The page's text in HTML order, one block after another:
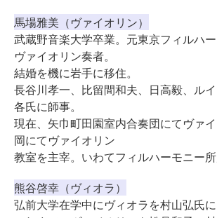
馬場雅美（ヴァイオリン）
武蔵野音楽大学卒業。元東京フィルハ
ヴァイオリン奏者。
結婚を機に岩手に移住。
長谷川孝一、比留間和夫、日高毅、ル
各氏に師事。
現在、矢巾町田園室内合奏団にてヴァ
岡にてヴァイオリン
教室を主宰。いわてフィルハーモニー所
熊谷啓幸（ヴィオラ）
弘前大学在学中にヴィオラを村山弘氏に